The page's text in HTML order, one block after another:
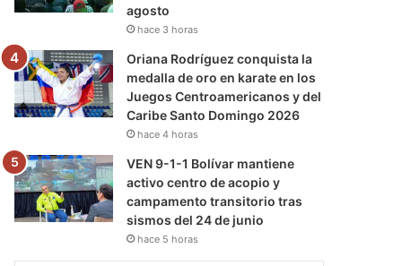
agosto
hace 3 horas
Oriana Rodríguez conquista la
medalla de oro en karate en los
Juegos Centroamericanos y del
Caribe Santo Domingo 2026
hace 4 horas
VEN 9-1-1 Bolívar mantiene
activo centro de acopio y
campamento transitorio tras
sismos del 24 de junio
hace 5 horas